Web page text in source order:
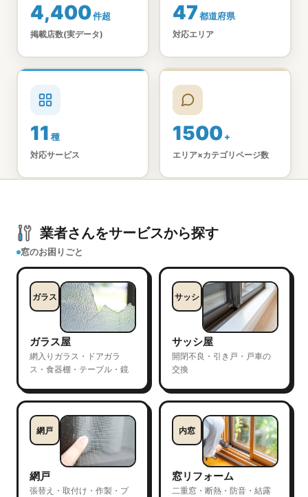
4,400件超
掲載店数(実データ)
47都道府県
対応エリア
11 種
対応サービス
1500 +
エリア×カテゴリページ数
業者さんをサービスから探す
窓のお困りごと
ガラス
ガラス屋
網入りガラス・ドアガラ
ス・食器棚・テーブル・鏡
サッシ
サッシ屋
開閉不良・引き戸・戸車の
交換
網戸
網戸
張替え・取付け・作製・プ
内窓
窓リフォーム
二重窓・断熱・防音・結露